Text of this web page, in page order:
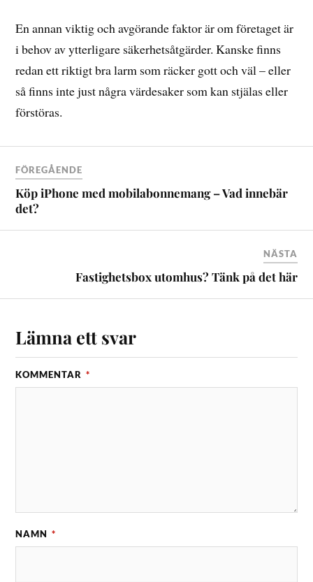
En annan viktig och avgörande faktor är om företaget är
i behov av ytterligare säkerhetsåtgärder. Kanske finns
redan ett riktigt bra larm som räcker gott och väl – eller
så finns inte just några värdesaker som kan stjälas eller
förstöras.
FÖREGÅENDE
Köp iPhone med mobilabonnemang – Vad innebär
det?
NÄSTA
Fastighetsbox utomhus? Tänk på det här
Lämna ett svar
KOMMENTAR *
NAMN *